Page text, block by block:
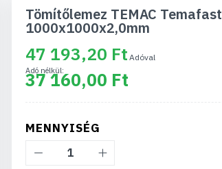
Tömítőlemez TEMAC Temafast
1000x1000x2,0mm
47 193,20 Ft
37 160,00 Ft
MENNYISÉG